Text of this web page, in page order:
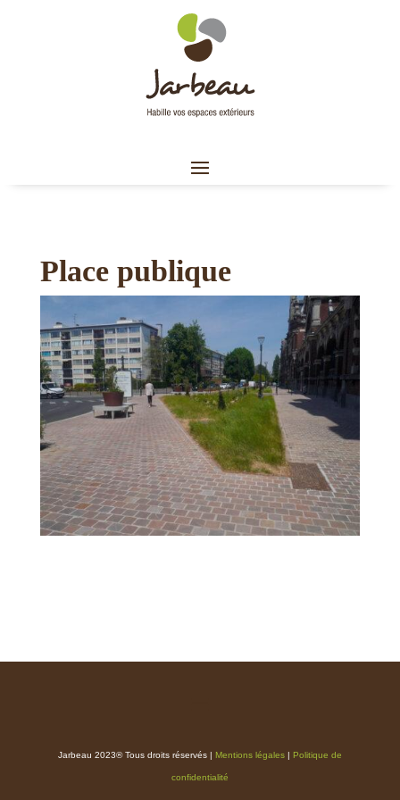
Place publique
Jarbeau 2023® Tous droits réservés | Mentions légales| Politique de
confidentialité